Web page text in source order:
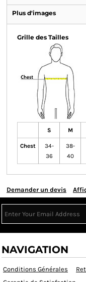
Plus d'images
Grille des Tailles
S M
Chest
34-
36
38-
40
Demander un devis
NAVIGATION
Conditions Générales